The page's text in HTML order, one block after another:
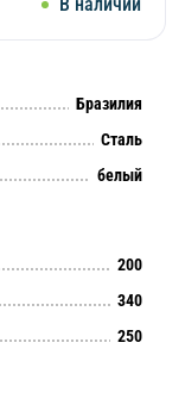
Бразилия
Сталь
белый
200
340
250